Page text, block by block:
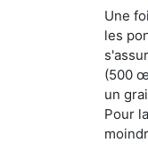
Une
les
(500
un
Pour